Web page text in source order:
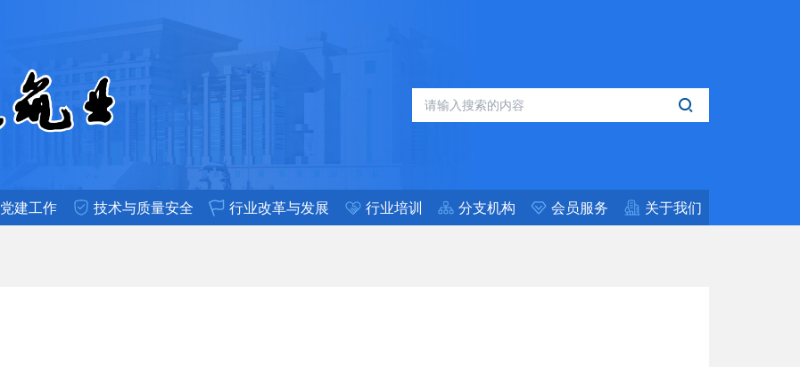
党建工作 技术与质量安全 行业改革与发展 行业培训 分支机构 会员服务 关于我们